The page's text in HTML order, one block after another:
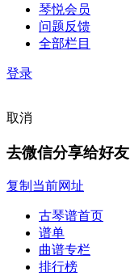
琴悦会员
问题反馈
全部栏目
登录
取消
去微信分享给好友
复制当前网址
古琴谱首页
谱单
曲谱专栏
排行榜